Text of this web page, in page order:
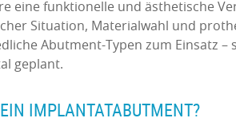
eine funktionelle und ästhetische
Situation, Materialwahl und
Abutment-Typen zum Einsatz
geplant.
IMPLANTATABUTMENT?